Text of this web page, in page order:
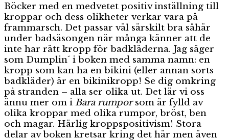
Böcker med en medvetet positiv inställning till
kroppar och dess olikheter verkar vara på
frammarsch. Det passar väl särskilt bra såhär
under badsäsongen när många känner att de
inte har rätt kropp för badkläderna. Jag säger
som Dumplin´ i boken med samma namn: en
kropp som kan ha en bikini (eller annan sorts
badkläder) är en bikinikropp! Se dig omkring
på stranden – alla ser olika ut. Det lär vi oss
ännu mer om i Bara rumporsom är fylld av
olika kroppar med olika rumpor, bröst, ben
och magar. Härlig kroppspositivism! Stora
delar av boken kretsar kring det här men även